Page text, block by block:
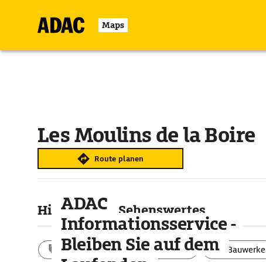
Maps
Les Moulins de la Boire
Route planen
Highlights & Sehenswertes
Aktivitäten Landschaft Bauwerke
ADAC
Informationsservice -
Bleiben Sie auf dem